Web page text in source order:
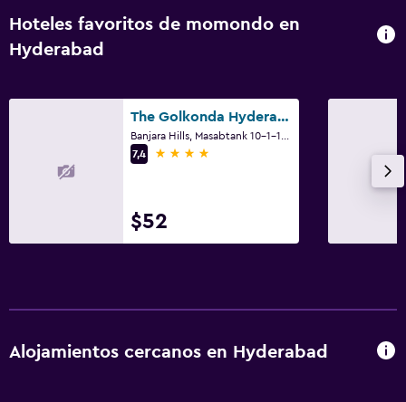
Hoteles favoritos de momondo en
Hyderabad
The Golkonda Hyderabad
7,4
4 estrellas
$52
Alojamientos cercanos en Hyderabad